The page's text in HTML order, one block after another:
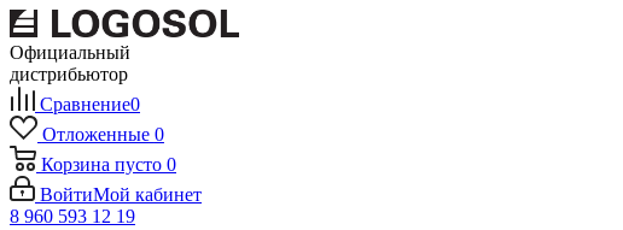
Официальный
дистрибьютор
Сравнение0
Отложенные 0
Корзина пусто 0
ВойтиМой кабинет
8 960 593 12 19